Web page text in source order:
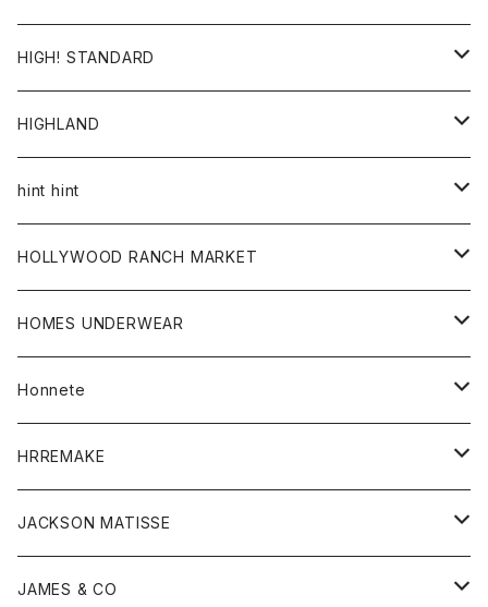
帽子
HIGH! STANDARD
アウター
ジャケット
トップス
シャツ
カーディガン
ボトム
グッズ
帽子
HIGHLAND
帽子
hint hint
ストール
HOLLYWOOD RANCH MARKET
アウター
カーディガン
コート
アクセサリー
ウォレット
ストール
キッズ
Tシャツ
グッズ
アンダーウェア
トップス
HOMES UNDERWEAR
アウター
カーディガン
コート
キッズ
Tシャツ
ロンパース
グッズ
靴
トップス
Honnete
ブラウス
ワンピース
HRREMAKE
バック
キッズ
JACKSON MATISSE
Tシャツ
JAMES & CO